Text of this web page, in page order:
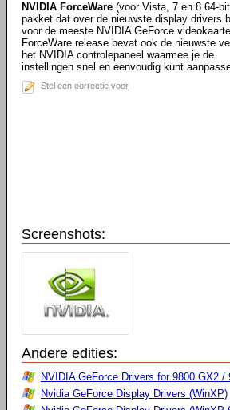
NVIDIA ForceWare (voor Vista, 7 en 8 64-
pakket dat over de nieuwste display drivers
voor de meeste NVIDIA GeForce
ForceWare release bevat ook de nieuwste
het NVIDIA controlepaneel waarmee je de
instellingen snel en eenvoudig kunt
Stel een correctie voor
Screenshots:
Andere edities:
NVIDIA GeForce Drivers for 9800 GX2 /
Nvidia GeForce Display Drivers (WinXP)